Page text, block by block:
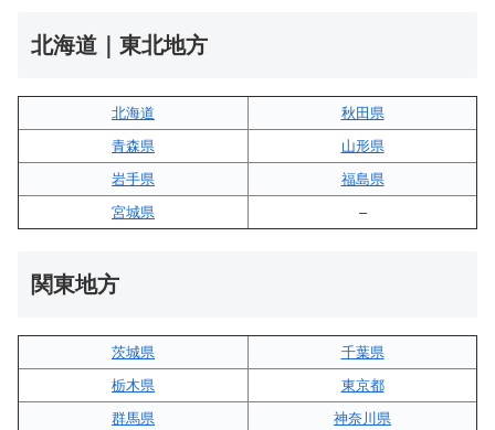
北海道｜東北地方
北海道
秋田県
青森県
山形県
岩手県
福島県
宮城県
–
関東地方
茨城県
千葉県
栃木県
東京都
群馬県
神奈川県